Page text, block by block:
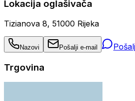
Lokacija oglašivača
Tizianova 8, 51000 Rijeka
Nazovi Pošalji e-mail
Trgovina